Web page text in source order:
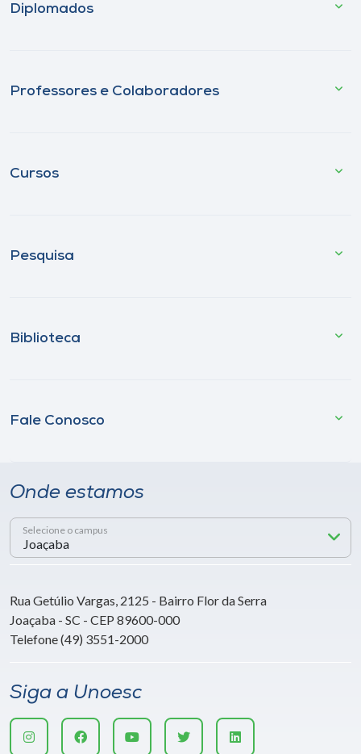
Diplomados
Professores e Colaboradores
Cursos
Pesquisa
Biblioteca
Fale Conosco
Onde estamos
Selecione o campus
Rua Getúlio Vargas, 2125 - Bairro Flor da Serra
Joaçaba - SC - CEP 89600-000
Telefone (49) 3551-2000
Siga a Unoesc